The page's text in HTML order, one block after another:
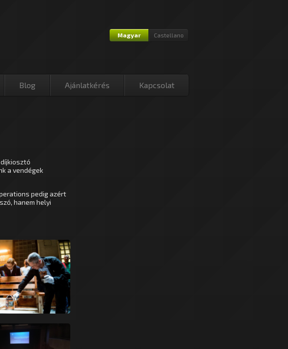
Magyar Castellano
Blog Ajánlatkérés Kapcsolat
a vendégek
pedig azért
hanem helyi